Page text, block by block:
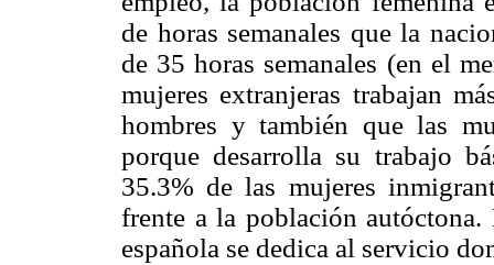
de horas semanales que la
de 35 horas semanales (en el
mujeres extranjeras trabajan
hombres y también que las
porque desarrolla su trabajo
35.3% de las mujeres
frente a la población
española se dedica al servicio